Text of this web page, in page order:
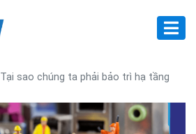
Tại sao chúng ta phải bảo trì hạ tầng